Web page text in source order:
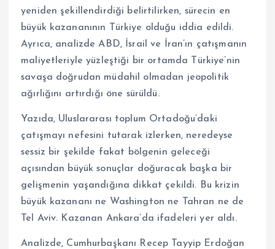
yeniden şekillendirdiği belirtilirken, sürecin en
büyük kazananının Türkiye olduğu iddia edildi.
Ayrıca, analizde ABD, İsrail ve İran’ın çatışmanın
maliyetleriyle yüzleştiği bir ortamda Türkiye’nin
savaşa doğrudan müdahil olmadan jeopolitik
ağırlığını artırdığı öne sürüldü.
Yazıda, Uluslararası toplum Ortadoğu’daki
çatışmayı nefesini tutarak izlerken, neredeyse
sessiz bir şekilde fakat bölgenin geleceği
açısından büyük sonuçlar doğuracak başka bir
gelişmenin yaşandığına dikkat çekildi. Bu krizin
büyük kazananı ne Washington ne Tahran ne de
Tel Aviv. Kazanan Ankara’da ifadeleri yer aldı.
Analizde, Cumhurbaşkanı Recep Tayyip Erdoğan